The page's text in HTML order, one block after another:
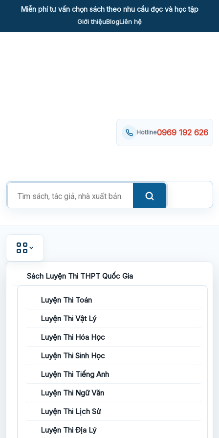
content
Miễn phí tư vấn chọn sách theo nhu cầu đọc và học tập
Giới thiệuBlogLiên hệ
Tìm
kiếm
phẩm
Hotline0969 192 626
Sách Luyện Thi THPT Quốc Gia
Luyện Thi Toán
Luyện Thi Vật Lý
Luyện Thi Hóa Học
Luyện Thi Sinh Học
Luyện Thi Tiếng Anh
Luyện Thi Ngữ Văn
Luyện Thi Lịch Sử
Luyện Thi Địa Lý